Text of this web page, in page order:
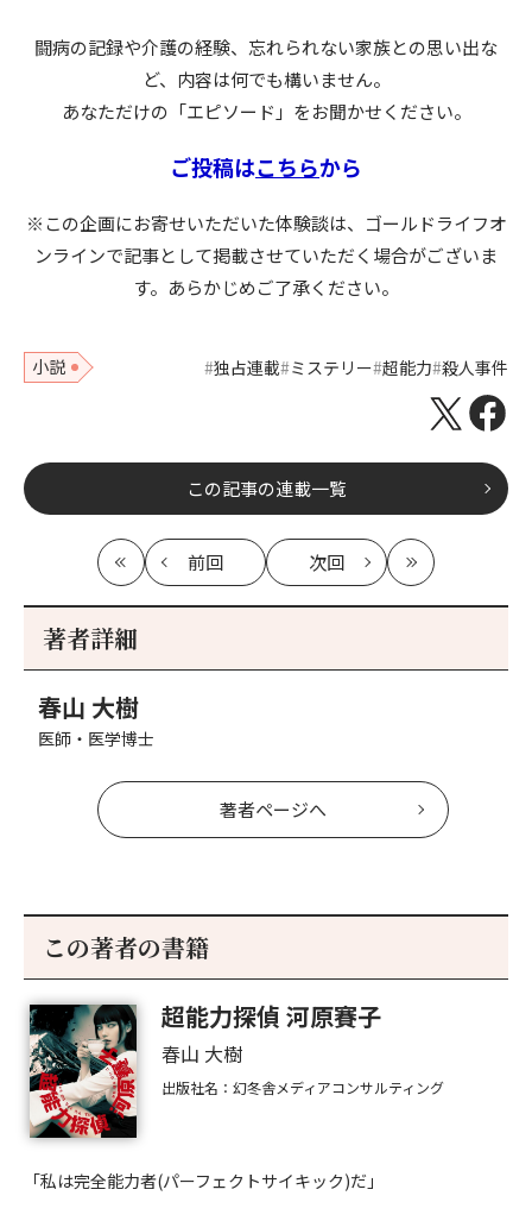
闘病の記録や介護の経験、忘れられない家族との思い出な
ど、内容は何でも構いません。
あなただけの「エピソード」をお聞かせください。
ご投稿はこちらから
※この企画にお寄せいただいた体験談は、ゴールドライフオ
ンラインで記事として掲載させていただく場合がございま
す。あらかじめご了承ください。
小説 独占連載 ミステリー 超能力 殺人事件
この記事の連載一覧
最
初
前回
記
次回
記
最
新
著者詳細
春山 大樹
医師・医学博士
著者ページへ
この著者の書籍
超能力探偵 河原賽子
春山 大樹
出版社名：幻冬舎メディアコンサルティング
「私は完全能力者(パーフェクトサイキック)だ」